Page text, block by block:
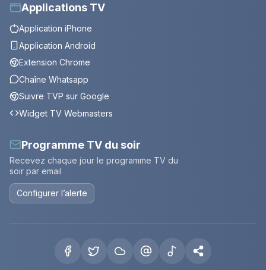
Applications TV
Application iPhone
Application Android
Extension Chrome
Chaîne Whatsapp
Suivre TVP sur Google
Widget TV Webmasters
Programme TV du soir
Recevez chaque jour le programme TV du
soir par email
Configurer l’alerte